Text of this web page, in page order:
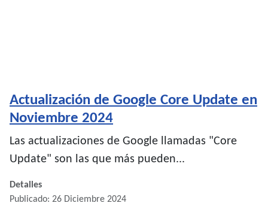
Actualización de Google Core Update en
Noviembre 2024
Las actualizaciones de Google llamadas "Core
Update" son las que más pueden...
Detalles
Publicado: 26 Diciembre 2024